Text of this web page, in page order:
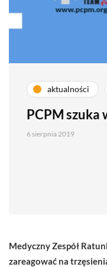
aktualności
PCPM szuka
6 sierpnia 2019
Medyczny Zespół
zareagować na